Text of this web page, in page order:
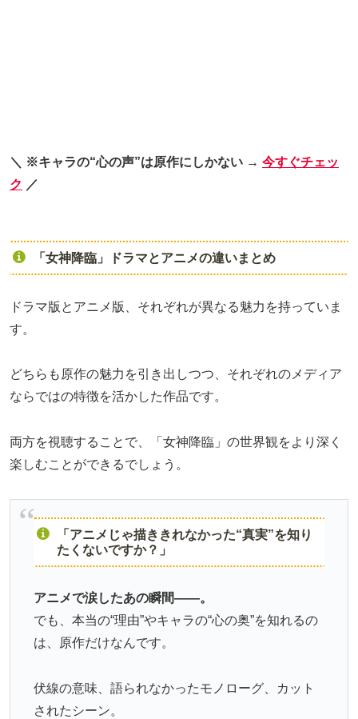
＼ ※キャラの“心の声”は原作にしかない → 今すぐチェッ
ク ／
「女神降臨」ドラマとアニメの違いまとめ
ドラマ版とアニメ版、それぞれが異なる魅力を持っていま
す。
どちらも原作の魅力を引き出しつつ、それぞれのメディア
ならではの特徴を活かした作品です。
両方を視聴することで、「女神降臨」の世界観をより深く
楽しむことができるでしょう。
「アニメじゃ描ききれなかった“真実”を知り
たくないですか？」
アニメで涙したあの瞬間――。
でも、本当の“理由”やキャラの“心の奥”を知れるの
は、原作だけなんです。
伏線の意味、語られなかったモノローグ、カット
されたシーン。